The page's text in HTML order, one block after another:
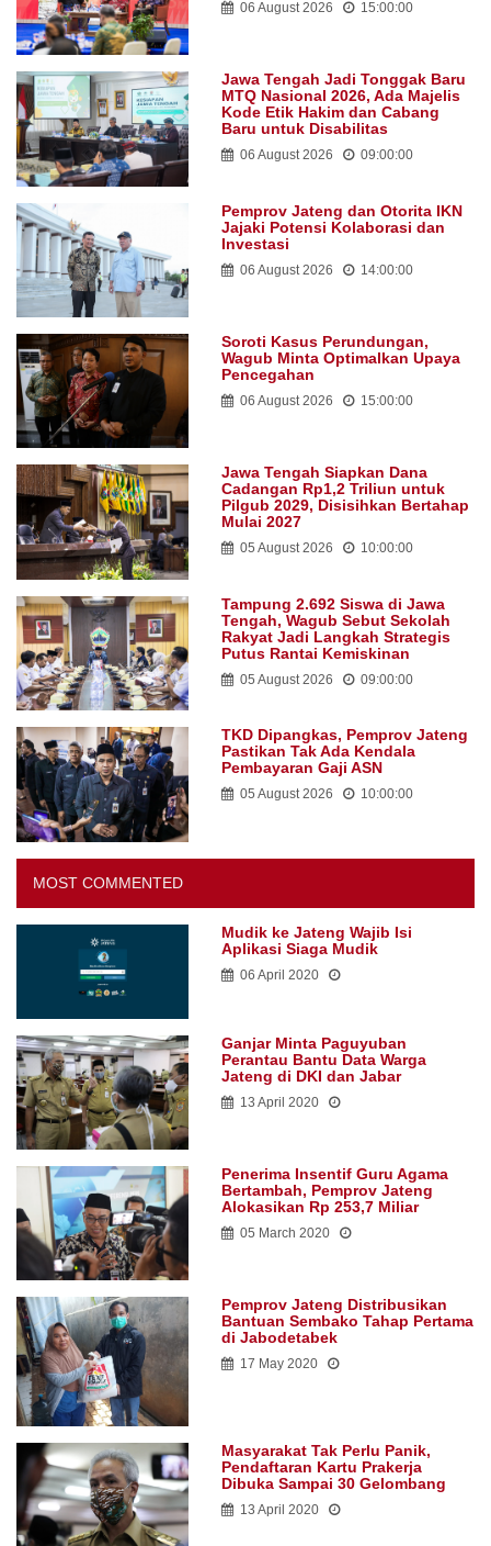
06 August 2026 15:00:00
Jawa Tengah Jadi Tonggak Baru
MTQ Nasional 2026, Ada Majelis
Kode Etik Hakim dan Cabang
Baru untuk Disabilitas
06 August 2026 09:00:00
Pemprov Jateng dan Otorita IKN
Jajaki Potensi Kolaborasi dan
Investasi
06 August 2026 14:00:00
Soroti Kasus Perundungan,
Wagub Minta Optimalkan Upaya
Pencegahan
06 August 2026 15:00:00
Jawa Tengah Siapkan Dana
Cadangan Rp1,2 Triliun untuk
Pilgub 2029, Disisihkan Bertahap
Mulai 2027
05 August 2026 10:00:00
Tampung 2.692 Siswa di Jawa
Tengah, Wagub Sebut Sekolah
Rakyat Jadi Langkah Strategis
Putus Rantai Kemiskinan
05 August 2026 09:00:00
TKD Dipangkas, Pemprov Jateng
Pastikan Tak Ada Kendala
Pembayaran Gaji ASN
05 August 2026 10:00:00
MOST COMMENTED
Mudik ke Jateng Wajib Isi
Aplikasi Siaga Mudik
06 April 2020
Ganjar Minta Paguyuban
Perantau Bantu Data Warga
Jateng di DKI dan Jabar
13 April 2020
Penerima Insentif Guru Agama
Bertambah, Pemprov Jateng
Alokasikan Rp 253,7 Miliar
05 March 2020
Pemprov Jateng Distribusikan
Bantuan Sembako Tahap Pertama
di Jabodetabek
17 May 2020
Masyarakat Tak Perlu Panik,
Pendaftaran Kartu Prakerja
Dibuka Sampai 30 Gelombang
13 April 2020